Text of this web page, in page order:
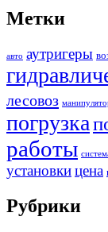
Метки
авто аутригеры
лесовоз
погрузка
работы
установкицена
Рубрики